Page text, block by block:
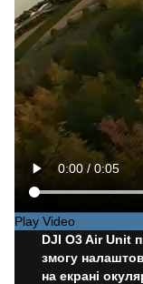
Play Video
DJI O3 Air Unit
змогу
на екрані